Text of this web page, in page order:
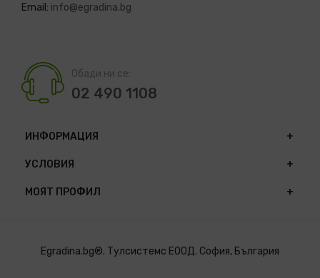
Email: info@egradina.bg
Обади ни се:
02 490 1108
ИНФОРМАЦИЯ
УСЛОВИЯ
МОЯТ ПРОФИЛ
Egradina.bg®. Тулсистемс ЕООД. София, България